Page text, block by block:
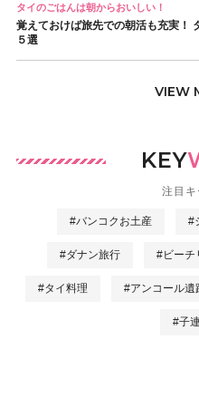
タイのごはんは朝からおいしい！
覚えておけば旅先での朝活も充実！
５選
VIEW
KEY
注目
#バンコクお土産 #
#ダナン旅行 #ビーチ
#タイ料理 #アンコール遺
#子